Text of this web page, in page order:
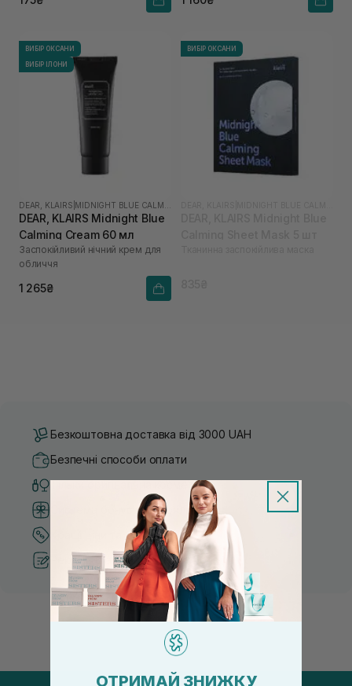
ВИБІР ОКСАНИ
ВИБІР ІЛОНИ
DEAR, KLAIRS
DEAR, KLAIRS Midnight Blue
Calming Cream 60 мл
Заспокійливий нічний крем для
обличчя
1 265₴
ВИБІР ОКСАНИ
Безкоштовна доставка від 3000 UAH
Безпечні способи оплати
Тільки оригінальна косметика
Система бонусів та лояльності
Кращі ціни та топ товари
Рекомендації від косметологів
ОТРИМАЙ ЗНИЖКУ